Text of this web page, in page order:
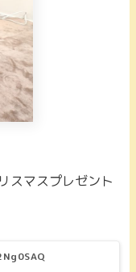
スマスプレゼント